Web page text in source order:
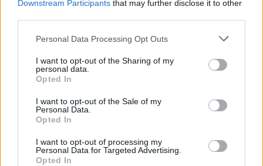
Downstream Participants that may further disclose it to other
Please note that this website/app uses one or more Google
not limited to your visit or usage behaviour. You may click to
grant or deny consent to Google and its third-party tags to
use your data for below specified purposes in below Google
consent section.
Personal Data Processing Opt Outs
I want to opt-out of the Sharing of my
personal data.
Opted In
I want to opt-out of the Sale of my
Personal Data.
Opted In
I want to opt-out of processing my
Personal Data for Targeted Advertising.
Opted In
Hackers de Corea del Norte comprometen a OPPO y Coinbase